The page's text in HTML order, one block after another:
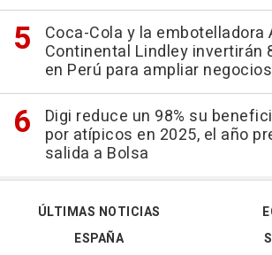
Coca-Cola y la embotelladora
Continental Lindley invertirán
en Perú para ampliar negocios
Digi reduce un 98% su
por atípicos en 2025, el año
salida a Bolsa
ÚLTIMAS NOTICIAS
ESPAÑA